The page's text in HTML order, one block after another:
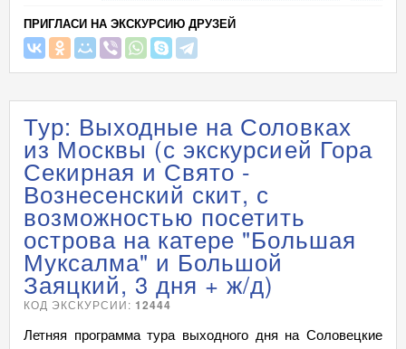
ПРИГЛАСИ НА ЭКСКУРСИЮ ДРУЗЕЙ
Тур: Выходные на Соловках
из Москвы (с экскурсией Гора
Секирная и Свято -
Вознесенский скит, с
возможностью посетить
острова на катере "Большая
Муксалма" и Большой
Заяцкий, 3 дня + ж/д)
КОД ЭКСКУРСИИ: 12444
Летняя программа тура выходного дня на Соловецкие